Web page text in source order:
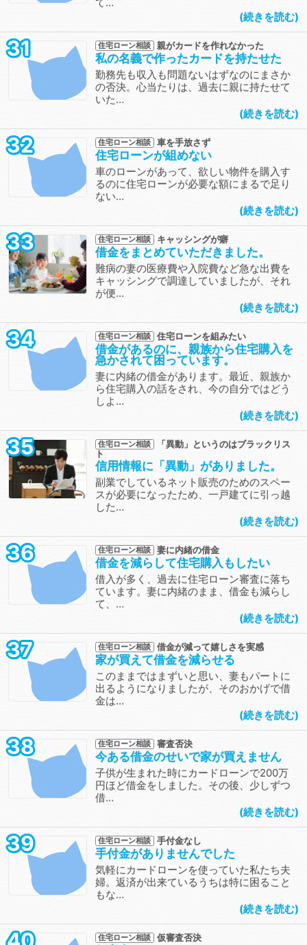
続きを読む
31 住宅ローン相談 親がカードを作れなかった
私の名義で作ったカードを持たせた
勤務先も収入も問題ないはずなのにまさか
の否決。心当たりは、過去に親に持たせて
いた…
続きを読む
32 住宅ローン相談 車を手放さず
住宅ローンが組めない
車のローンがあって、欲しい物件を購入す
るのに住宅ローンが必要な額にまるで足り
ない…
続きを読む
33 住宅ローン相談 キャッシングが癖
借金をまとめていただきました。
難病の妻の医療費や入院費など急な出費を
キャッシングで調達していましたが、それ
が便…
続きを読む
34 住宅ローン相談 住宅ローンを組みたい
借金があるのに、親族から住宅購入を
急かされて困っています。
妻に内緒の借金があります。最近、親族か
ら住宅購入の話をされ、今の自分ではどう
しよ…
続きを読む
35 住宅ローン相談
「異動」というのはブラックリス
ト
信用情報に「異動」がありました。
副業でしているネット販売のためのスペー
スが必要になったため、一戸建てに引っ越
した…
続きを読む
36 住宅ローン相談 妻に内緒の借金
借金を減らして住宅購入もしたい
借入が多く、過去に住宅ローン審査に落ち
ています。妻に内緒のまま、借金も減らし
て、…
続きを読む
37 住宅ローン相談 借金が減って嬉しさを実感
家が買えて借金を減らせる
このままではまずいと思い、妻もパートに
出るようになりましたが、そのおかげで借
金は…
続きを読む
38 住宅ローン相談 審査否決
今ある借金のせいで家が買えません
子供が生まれた時にカードローンで200万
円ほど借金をしました。その後、少しずつ
借…
続きを読む
39 住宅ローン相談 手付金なし
手付金がありませんでした
気軽にカードローンを使っていた私たち夫
婦。返済が出来ているうちは特に困ること
もな…
続きを読む
40 住宅ローン相談 仮審査否決